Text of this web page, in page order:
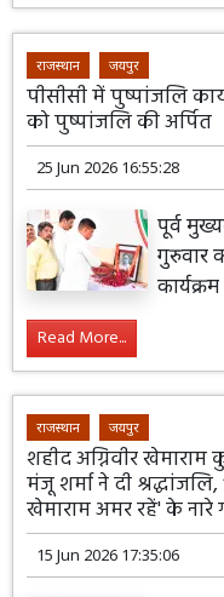
राजस्थान जयपुर
पीसीसी में पुष्पांजलि
को पुष्पांजलि की अर्पित
25 Jun 2026 16:55:28
पूर्व
गुरुवार
Read More...
राजस्थान जयपुर
शहीद अग्निवीर
मंजू शर्मा ने दी
खेमाराम अमर रहें' के
15 Jun 2026 17:35:06